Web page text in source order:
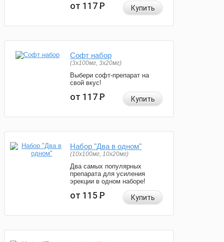
от 117Р Купить
Софт набор
(3x100мг, 3x20мг)
Выбери софт-препарат на
свой вкус!
от 117Р Купить
Набор "Два в одном"
(10x100мг, 10x20мг)
Два самых популярных
препарата для усиления
эрекции в одном наборе!
от 115Р Купить